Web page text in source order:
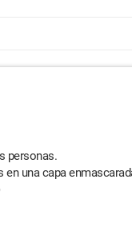
personas.
una capa